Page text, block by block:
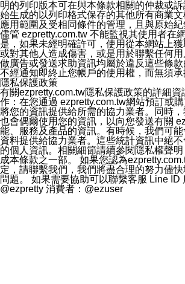
明的列印版本可在與本條款相關的仲裁或
始生成的以列印格式保存的其他所有商業
應用範圍及受相同條件的管理，且與原始紀
儘管 ezpretty.com.tw 不能監視其使用者在
是，如果未經明確許可，使用從本網站上
或對其他人造成傷害，或是用於聯繫任何
做廣告或發送求助資訊均屬於違反這些條
不經通知即終止您帳戶的使用權，而無須承
隱私保護政策
有關ezpretty.com.tw隱私保護政策的詳細資
作：在您通過 ezpretty.com.tw網站預訂或
將您的資訊提供給所需的協力業者。同時，
也會偶爾使用您的資訊，以向您發送有關
能、服務及產品的資訊。有時候，我們可
資料提供給協力業者。這些統計資訊中絕
的個人資訊。相關細節請續參閱隱私權聲
成本條款之一部。 如果您認為
定，請聯繫我們，我們將盡合理的努力儘
問題。 如果需要協助可以聯繫客服 Line ID
@ezpretty 消費者：@ezuser